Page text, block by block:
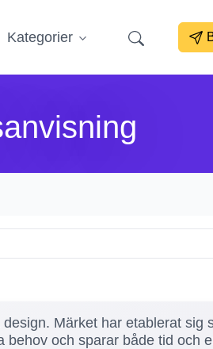
Kategorier
Märket har etablerat sig
och sparar både tid och